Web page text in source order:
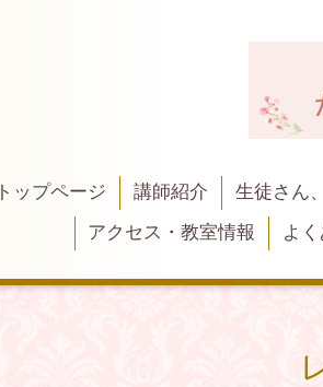
トップページ 講師紹介 生徒さん
アクセス・教室情報
よ